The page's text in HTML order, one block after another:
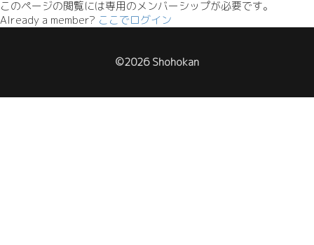
このページの閲覧には専用のメンバーシップが必要です。
Already a member? ここでログイン
©2026 Shohokan